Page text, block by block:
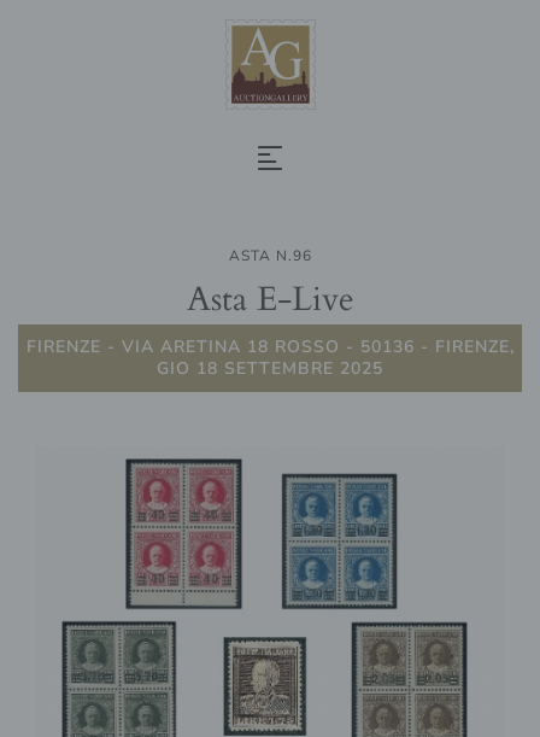
ASTA N.96
Asta E-Live
FIRENZE - VIA ARETINA 18 ROSSO - 50136 - FIRENZE,
GIO 18 SETTEMBRE 2025